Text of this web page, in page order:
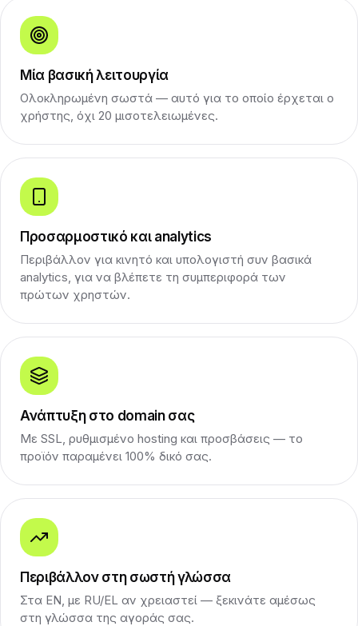
Μία βασική λειτουργία
Ολοκληρωμένη σωστά — αυτό για το οποίο έρχεται ο
χρήστης, όχι 20 μισοτελειωμένες.
Προσαρμοστικό και analytics
Περιβάλλον για κινητό και υπολογιστή συν βασικά
analytics, για να βλέπετε τη συμπεριφορά των
πρώτων χρηστών.
Ανάπτυξη στο domain σας
Με SSL, ρυθμισμένο hosting και προσβάσεις — το
προϊόν παραμένει 100% δικό σας.
Περιβάλλον στη σωστή γλώσσα
Στα EN, με RU/EL αν χρειαστεί — ξεκινάτε αμέσως
στη γλώσσα της αγοράς σας.